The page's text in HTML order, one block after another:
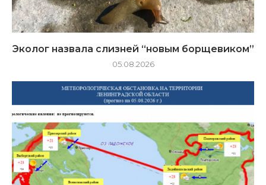
Эколог назвала слизней “новым борщевиком”
05.08.2026